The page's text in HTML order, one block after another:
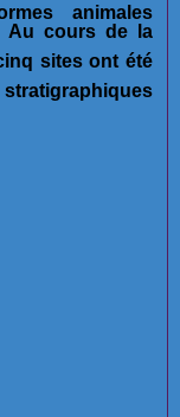
animales
Au cours de la
sites ont été